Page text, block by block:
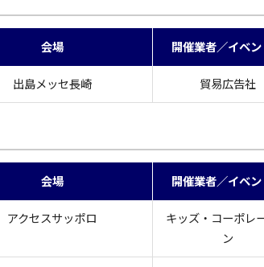
会場 開催業者／イベン
出島メッセ長崎 貿易広告社
会場 開催業者／イベン
アクセスサッポロ
キッズ・コーポレ
ン